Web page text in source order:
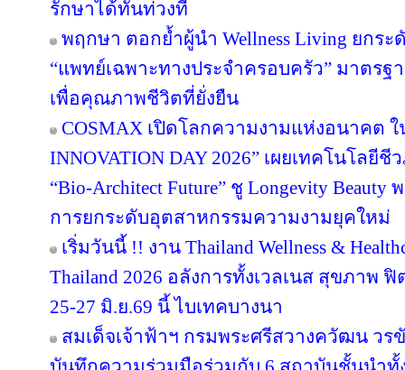
รักษาได้ทันท่วงที
พฤกษา ตอกย้ำผู้นำ Wellness Living ยกระ
“แพทย์เฉพาะทางประจำครอบครัว” มาตร
เพื่อคุณภาพชีวิตที่ยั่งยืน
COSMAX เปิดโลกความงามแห่งอนาคต ใ
INNOVATION DAY 2026” เผยเทคโนโล
“Bio-Architect Future” ชู Longevity
การยกระดับอุตสาหกรรมความงามยุคใหม่
เริ่มวันนี้ !! งาน Thailand Wellness &
Thailand 2026 อลังการทั้งเวลเนส สุขภาพ
25-27 มิ.ย.69 นี้ ไบเทคบางนา
สมเด็จเจ้าฟ้าฯ กรมพระศรีสวางควัฒน ว